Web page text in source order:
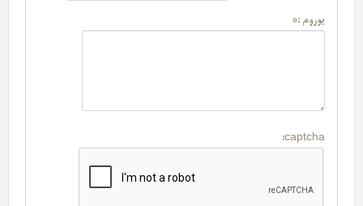
یوروم :*
captcha: